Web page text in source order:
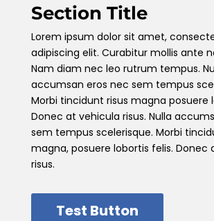
Section Title
Lorem ipsum dolor sit amet,
adipiscing elit. Curabitur mollis ante
Nam diam nec leo rutrum tempus.
accumsan eros nec sem tempus
Morbi tincidunt risus magna posuere
Donec at vehicula risus. Nulla
sem tempus scelerisque. Morbi
magna, posuere lobortis felis. Donec
risus.
Test Button